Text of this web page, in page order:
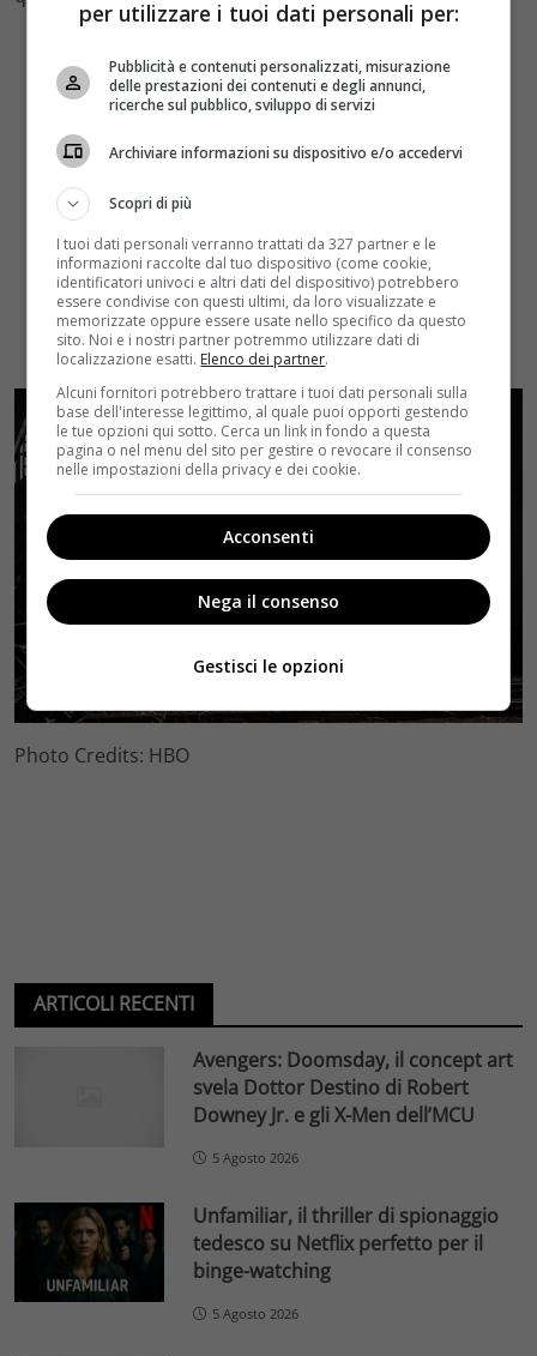
Photo Credits: HBO
ARTICOLI RECENTI
Avengers: Doomsday, il concept art
svela Dottor Destino di Robert
Downey Jr. e gli X-Men dell’MCU
5 Agosto 2026
Unfamiliar, il thriller di spionaggio
tedesco su Netflix perfetto per il
binge-watching
5 Agosto 2026
per utilizzare i tuoi dati personali per:
Pubblicità e contenuti personalizzati, misurazione
delle prestazioni dei contenuti e degli annunci,
ricerche sul pubblico, sviluppo di servizi
Archiviare informazioni su dispositivo e/o accedervi
Scopri di più
I tuoi dati personali verranno trattati da 327 partner e le
informazioni raccolte dal tuo dispositivo (come cookie,
identificatori univoci e altri dati del dispositivo) potrebbero
essere condivise con questi ultimi, da loro visualizzate e
memorizzate oppure essere usate nello specifico da questo
sito. Noi e i nostri partner potremmo utilizzare dati di
localizzazione esatti. Elenco dei partner.
Alcuni fornitori potrebbero trattare i tuoi dati personali sulla
base dell'interesse legittimo, al quale puoi opporti gestendo
le tue opzioni qui sotto. Cerca un link in fondo a questa
pagina o nel menu del sito per gestire o revocare il consenso
nelle impostazioni della privacy e dei cookie.
Acconsenti
Nega il consenso
Gestisci le opzioni